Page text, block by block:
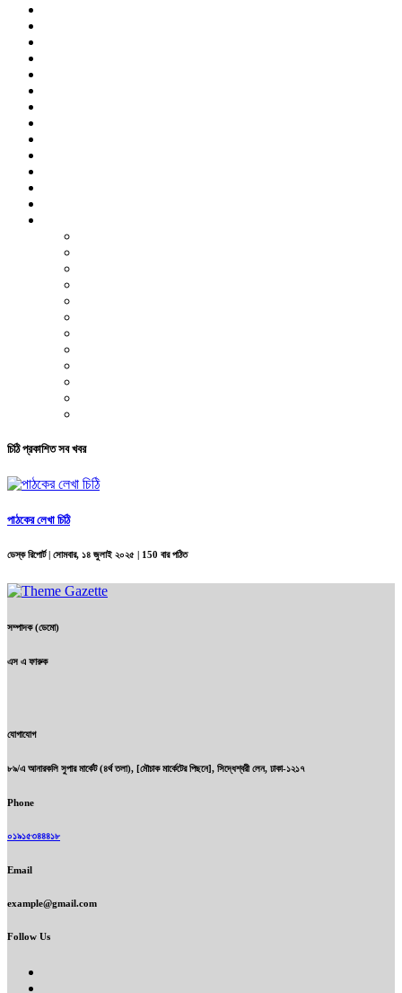
চিঠি প্রকাশিত সব খবর
পাঠকের লেখা চিঠি
ডেস্ক রিপোর্ট | সোমবার, ১৪ জুলাই ২০২৫ | 150 বার পঠিত
সম্পাদক (ডেমো)
এস এ ফারুক
যোগাযোগ
৮৯/এ আনারকলি সুপার মার্কেট (৪র্থ তলা), [মৌচাক মার্কেটের পিছনে], সিদ্ধেশ্বরী লেন, ঢাকা-১২১৭
Phone
০১৯১৫৩৪৪৪১৮
Email
example@gmail.com
Follow Us